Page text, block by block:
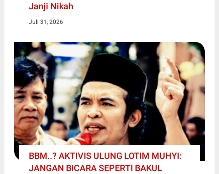
Janji Nikah
Juli 31, 2026
BBM..? AKTIVIS ULUNG LOTIM MUHYI:
JANGAN BICARA SEPERTI BAKUL